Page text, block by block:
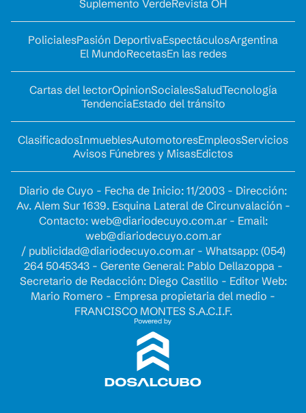
Suplemento VerdeRevista OH
PolicialesPasión DeportivaEspectáculosArgentina
El MundoRecetasEn las redes
Cartas del lectorOpinionSocialesSaludTecnología
TendenciaEstado del tránsito
ClasificadosInmueblesAutomotoresEmpleosServicios
Avisos Fúnebres y MisasEdictos
Diario de Cuyo - Fecha de Inicio: 11/2003 - Dirección:
Av. Alem Sur 1639. Esquina Lateral de Circunvalación -
Contacto: web@diariodecuyo.com.ar- Email:
web@diariodecuyo.com.ar
/ publicidad@diariodecuyo.com.ar- Whatsapp: (054)
264 5045343 - Gerente General: Pablo Dellazoppa -
Secretario de Redacción: Diego Castillo - Editor Web:
Mario Romero - Empresa propietaria del medio -
FRANCISCO MONTES S.A.C.I.F.